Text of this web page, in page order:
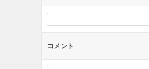
コメント